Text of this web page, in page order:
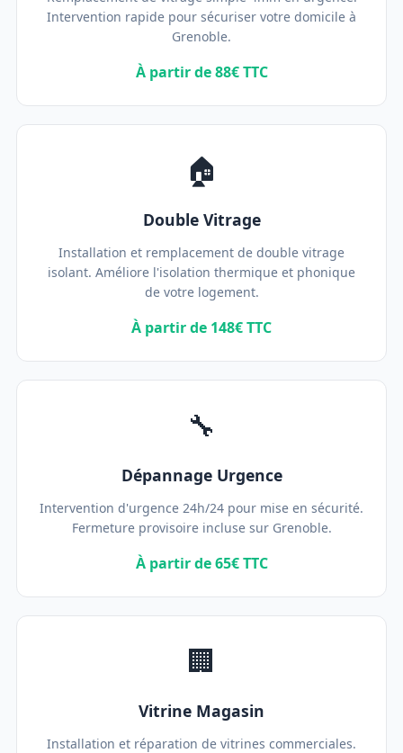
Intervention rapide pour sécuriser votre domicile à
Grenoble.
À partir de 88€ TTC
🏠
Double Vitrage
Installation et remplacement de double vitrage
isolant. Améliore l'isolation thermique et phonique
de votre logement.
À partir de 148€ TTC
🔧
Dépannage Urgence
Intervention d'urgence 24h/24 pour mise en sécurité.
Fermeture provisoire incluse sur Grenoble.
À partir de 65€ TTC
🏢
Vitrine Magasin
Installation et réparation de vitrines commerciales.